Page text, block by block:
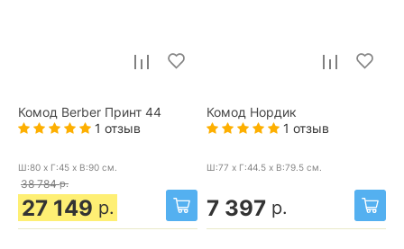
Комод Berber Принт 44
1 отзыв
Ш:80 x Г:45 x В:90 см.
38 784 р.
27 149 р.
Комод Нордик
1 отзыв
Ш:77 x Г:44.5 x В:79.5 см.
7 397 р.